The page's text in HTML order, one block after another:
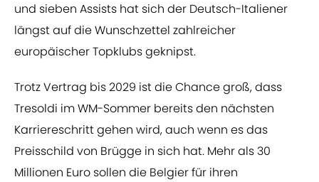
und sieben Assists hat sich der Deutsch-Italiener
längst auf die Wunschzettel zahlreicher
europäischer Topklubs geknipst.
Trotz Vertrag bis 2029 ist die Chance groß, dass
Tresoldi im WM-Sommer bereits den nächsten
Karriereschritt gehen wird, auch wenn es das
Preisschild von Brügge in sich hat. Mehr als 30
Millionen Euro sollen die Belgier für ihren